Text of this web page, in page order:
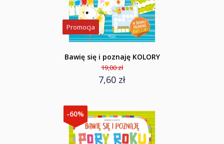
Promocja
Bawię się i poznaję KOLORY
19,00 zł
7,60 zł
-60%